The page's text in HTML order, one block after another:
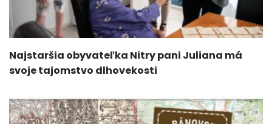
Najstaršia obyvateľka Nitry pani Juliana má
svoje tajomstvo dlhovekosti